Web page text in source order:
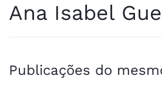
Ana Isabel
Publicações do